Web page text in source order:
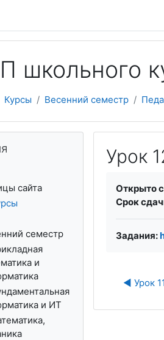
содержанию
школьного
Курсы Весенний семестр
Урок
Открыто
Срок
Задания:
◀︎ Урок
сайта
семестр
и
и ИТ